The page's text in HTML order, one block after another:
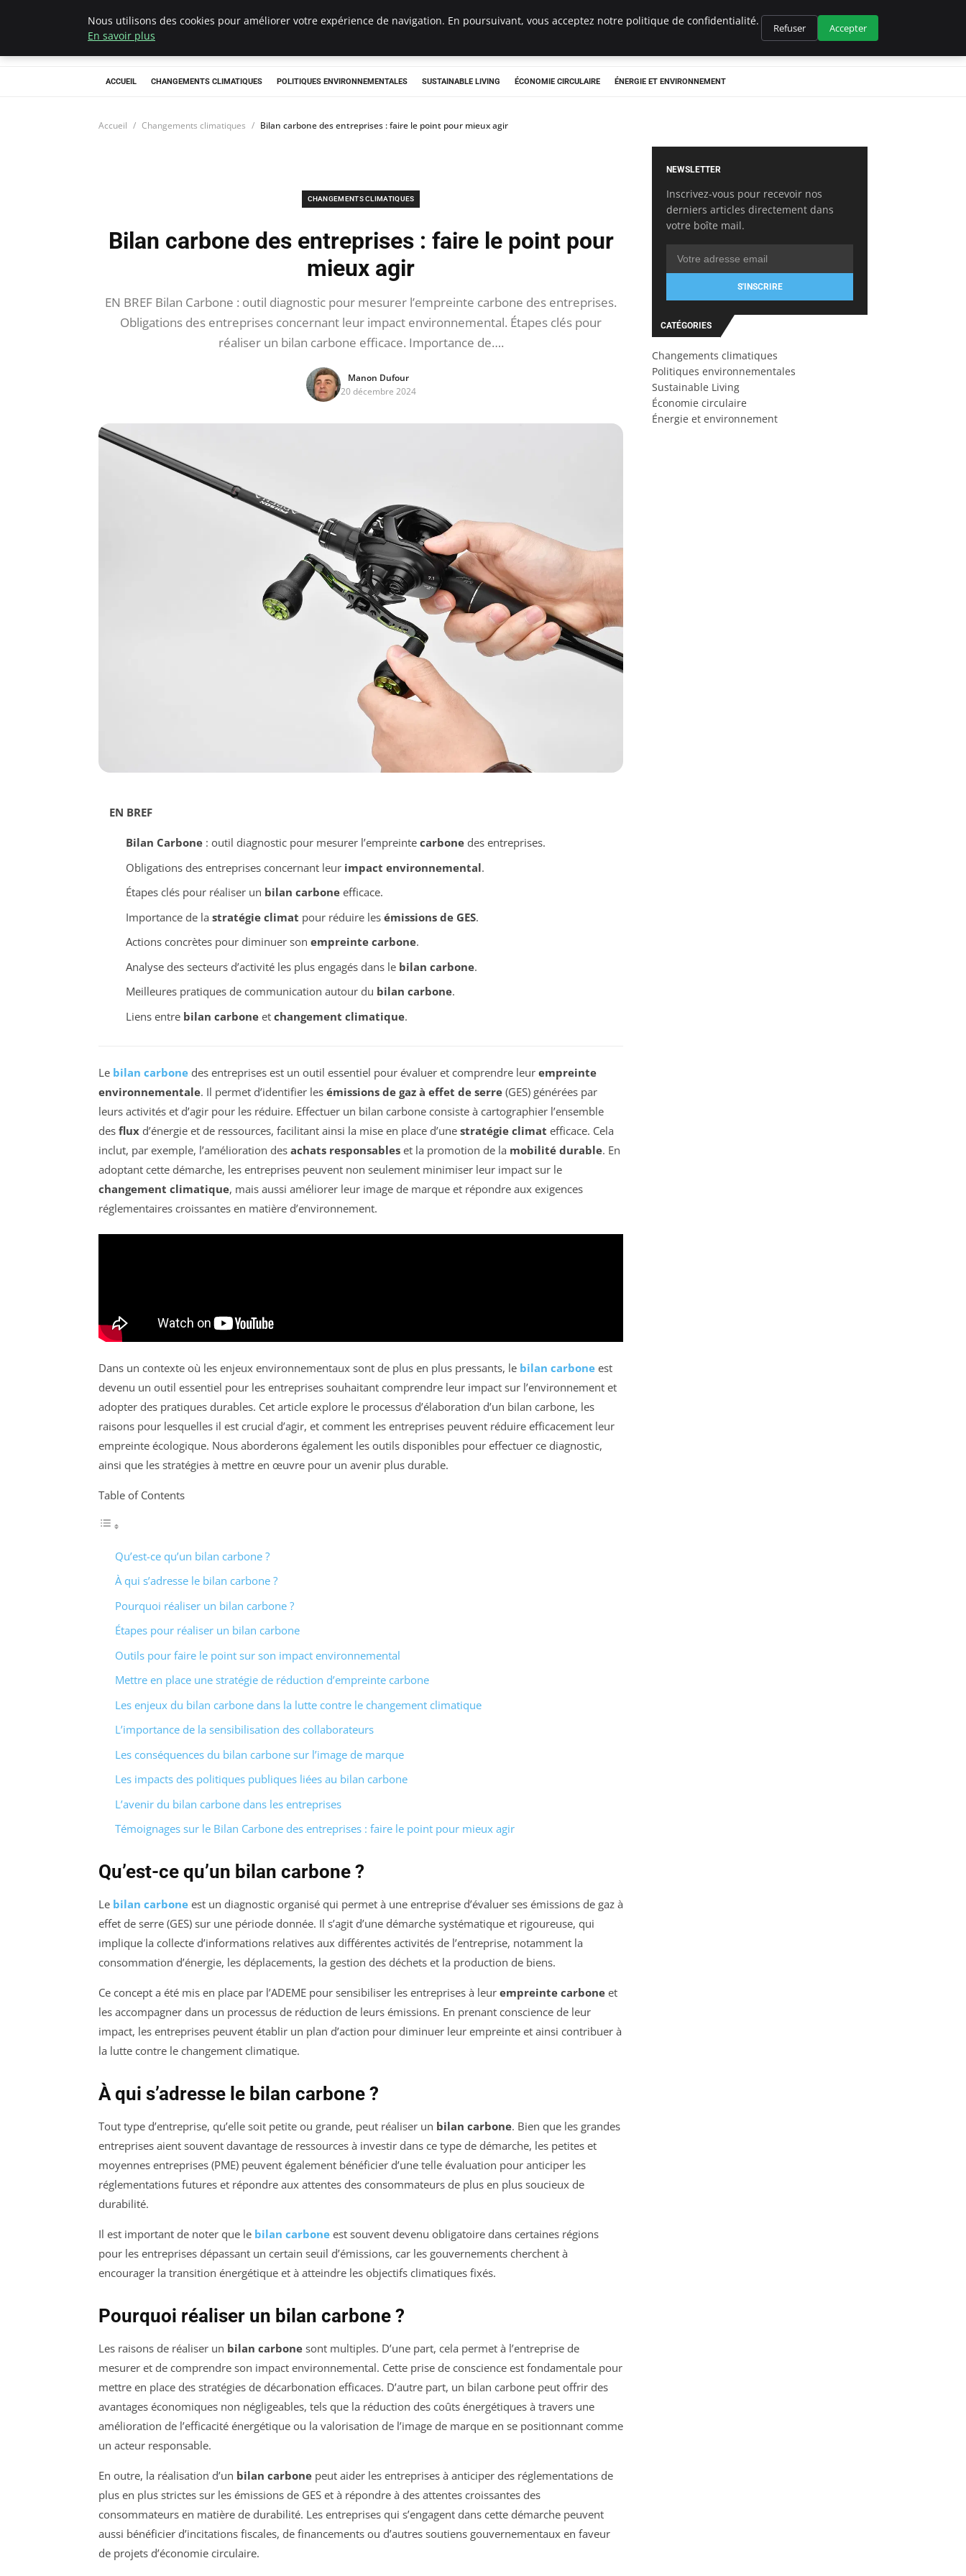
Climategatecountryclub.com
ACCUEIL CHANGEMENTS CLIMATIQUES POLITIQUES ENVIRONNEMENTALES SUSTAINABLE LIVING ÉCONOMIE CIRCULAIRE ÉNERGIE ET ENVIRONNEMENT
Accueil Changements climatiques Bilan carbone des entreprises : faire le point pour mieux agir
CHANGEMENTS CLIMATIQUES
Bilan carbone des entreprises : faire le point pour
mieux agir
EN BREF Bilan Carbone : outil diagnostic pour mesurer l’empreinte carbone des entreprises.
Obligations des entreprises concernant leur impact environnemental. Étapes clés pour
réaliser un bilan carbone efficace. Importance de….
Manon Dufour
20 décembre 2024
EN BREF
Bilan Carbone: outil diagnostic pour mesurer l’empreinte carbonedes entreprises.
Obligations des entreprises concernant leur impact environnemental.
Étapes clés pour réaliser un bilan carboneefficace.
Importance de la stratégie climat pour réduire les émissions de GES.
Actions concrètes pour diminuer son empreinte carbone.
Analyse des secteurs d’activité les plus engagés dans le bilan carbone.
Meilleures pratiques de communication autour du bilan carbone.
Liens entre bilan carboneet changement climatique.
Le bilan carbone des entreprises est un outil essentiel pour évaluer et comprendre leur empreinte
environnementale. Il permet d’identifier les émissions de gaz à effet de serre (GES) générées par
leurs activités et d’agir pour les réduire. Effectuer un bilan carbone consiste à cartographier l’ensemble
des flux d’énergie et de ressources, facilitant ainsi la mise en place d’une stratégie climat efficace. Cela
inclut, par exemple, l’amélioration des achats responsables et la promotion de la mobilité durable. En
adoptant cette démarche, les entreprises peuvent non seulement minimiser leur impact sur le
changement climatique, mais aussi améliorer leur image de marque et répondre aux exigences
réglementaires croissantes en matière d’environnement.
Dans un contexte où les enjeux environnementaux sont de plus en plus pressants, le bilan carbone est
devenu un outil essentiel pour les entreprises souhaitant comprendre leur impact sur l’environnement et
adopter des pratiques durables. Cet article explore le processus d’élaboration d’un bilan carbone, les
raisons pour lesquelles il est crucial d’agir, et comment les entreprises peuvent réduire efficacement leur
empreinte écologique. Nous aborderons également les outils disponibles pour effectuer ce diagnostic,
ainsi que les stratégies à mettre en œuvre pour un avenir plus durable.
Table of Contents
Qu’est-ce qu’un bilan carbone ?
À qui s’adresse le bilan carbone ?
Pourquoi réaliser un bilan carbone ?
Étapes pour réaliser un bilan carbone
Outils pour faire le point sur son impact environnemental
Mettre en place une stratégie de réduction d’empreinte carbone
Les enjeux du bilan carbone dans la lutte contre le changement climatique
L’importance de la sensibilisation des collaborateurs
Les conséquences du bilan carbone sur l’image de marque
Les impacts des politiques publiques liées au bilan carbone
L’avenir du bilan carbone dans les entreprises
Témoignages sur le Bilan Carbone des entreprises : faire le point pour mieux agir
Qu’est-ce qu’un bilan carbone ?
Le bilan carbone est un diagnostic organisé qui permet à une entreprise d’évaluer ses émissions de gaz à
effet de serre (GES) sur une période donnée. Il s’agit d’une démarche systématique et rigoureuse, qui
implique la collecte d’informations relatives aux différentes activités de l’entreprise, notamment la
consommation d’énergie, les déplacements, la gestion des déchets et la production de biens.
Ce concept a été mis en place par l’ADEME pour sensibiliser les entreprises à leur empreinte carbone et
les accompagner dans un processus de réduction de leurs émissions. En prenant conscience de leur
impact, les entreprises peuvent établir un plan d’action pour diminuer leur empreinte et ainsi contribuer à
la lutte contre le changement climatique.
À qui s’adresse le bilan carbone ?
Tout type d’entreprise, qu’elle soit petite ou grande, peut réaliser un bilan carbone. Bien que les grandes
entreprises aient souvent davantage de ressources à investir dans ce type de démarche, les petites et
moyennes entreprises (PME) peuvent également bénéficier d’une telle évaluation pour anticiper les
réglementations futures et répondre aux attentes des consommateurs de plus en plus soucieux de
durabilité.
Il est important de noter que le bilan carbone est souvent devenu obligatoire dans certaines régions
pour les entreprises dépassant un certain seuil d’émissions, car les gouvernements cherchent à
encourager la transition énergétique et à atteindre les objectifs climatiques fixés.
Pourquoi réaliser un bilan carbone ?
Les raisons de réaliser un bilan carbone sont multiples. D’une part, cela permet à l’entreprise de
mesurer et de comprendre son impact environnemental. Cette prise de conscience est fondamentale pour
mettre en place des stratégies de décarbonation efficaces. D’autre part, un bilan carbone peut offrir des
avantages économiques non négligeables, tels que la réduction des coûts énergétiques à travers une
amélioration de l’efficacité énergétique ou la valorisation de l’image de marque en se positionnant comme
un acteur responsable.
En outre, la réalisation d’un bilan carbone peut aider les entreprises à anticiper des réglementations de
plus en plus strictes sur les émissions de GES et à répondre à des attentes croissantes des
consommateurs en matière de durabilité. Les entreprises qui s’engagent dans cette démarche peuvent
aussi bénéficier d’incitations fiscales, de financements ou d’autres soutiens gouvernementaux en faveur
de projets d’économie circulaire.
NEWSLETTER
Inscrivez-vous pour recevoir nos
derniers articles directement dans
votre boîte mail.
S'INSCRIRE
CATÉGORIES
Changements climatiques
Politiques environnementales
Sustainable Living
Économie circulaire
Énergie et environnement
Nous utilisons des cookies pour améliorer votre expérience de navigation. En poursuivant, vous acceptez notre politique de confidentialité.
En savoir plus
Refuser Accepter